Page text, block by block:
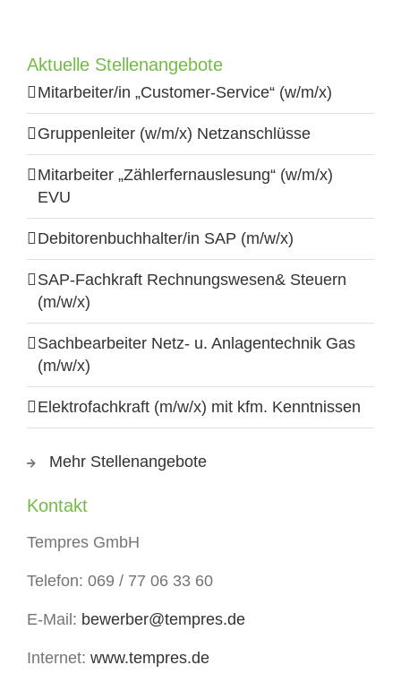
Aktuelle Stellenangebote
Mitarbeiter/in „Customer-Service“ (w/m/x)
Gruppenleiter (w/m/x) Netzanschlüsse
Mitarbeiter „Zählerfernauslesung“ (w/m/x)
EVU
Debitorenbuchhalter/in SAP (m/w/x)
SAP-Fachkraft Rechnungswesen& Steuern
(m/w/x)
Sachbearbeiter Netz- u. Anlagentechnik Gas
(m/w/x)
Elektrofachkraft (m/w/x) mit kfm. Kenntnissen
Mehr Stellenangebote
Kontakt
Tempres GmbH
Telefon: 069 / 77 06 33 60
E-Mail: bewerber@tempres.de
Internet: www.tempres.de